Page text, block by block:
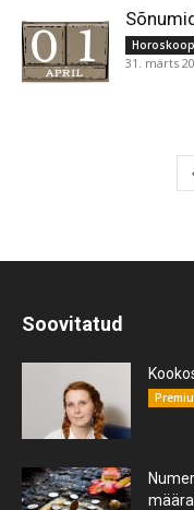
31. märts
Soovitatud